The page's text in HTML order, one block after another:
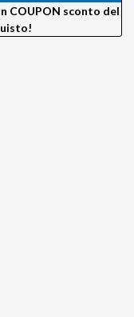
COUPON sconto del